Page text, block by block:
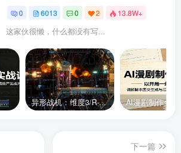
0 6013 0 2 13.8W+
这家伙很懒，什么都没有写...
AI真人MV制作实战课：2026专属人物统一技巧，零基础起步批量高效产出成片 异形战机：维度3/R-Type Dimensions III
下一篇